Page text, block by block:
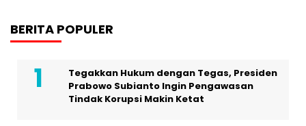
BERITA POPULER
Tegakkan Hukum dengan Tegas, Presiden
Prabowo Subianto Ingin Pengawasan
Tindak Korupsi Makin Ketat